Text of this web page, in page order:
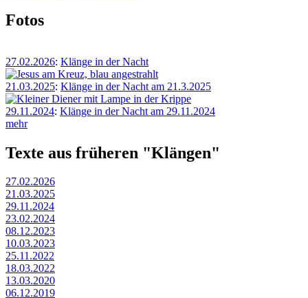
Fotos
27.02.2026: Klänge in der Nacht
21.03.2025: Klänge in der Nacht am 21.3.2025
29.11.2024: Klänge in der Nacht am 29.11.2024
mehr
Texte aus früheren "Klängen"
27.02.2026
21.03.2025
29.11.2024
23.02.2024
08.12.2023
10.03.2023
25.11.2022
18.03.2022
13.03.2020
06.12.2019